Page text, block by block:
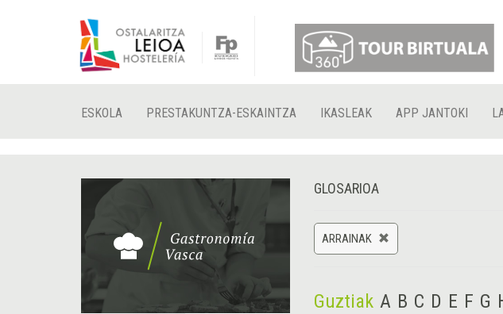
ESKOLA PRESTAKUNTZA-ESKAINTZA IKASLEAK APP JANTOKI
GLOSARIOA
ARRAINAK
Guztiak A B C D E F G